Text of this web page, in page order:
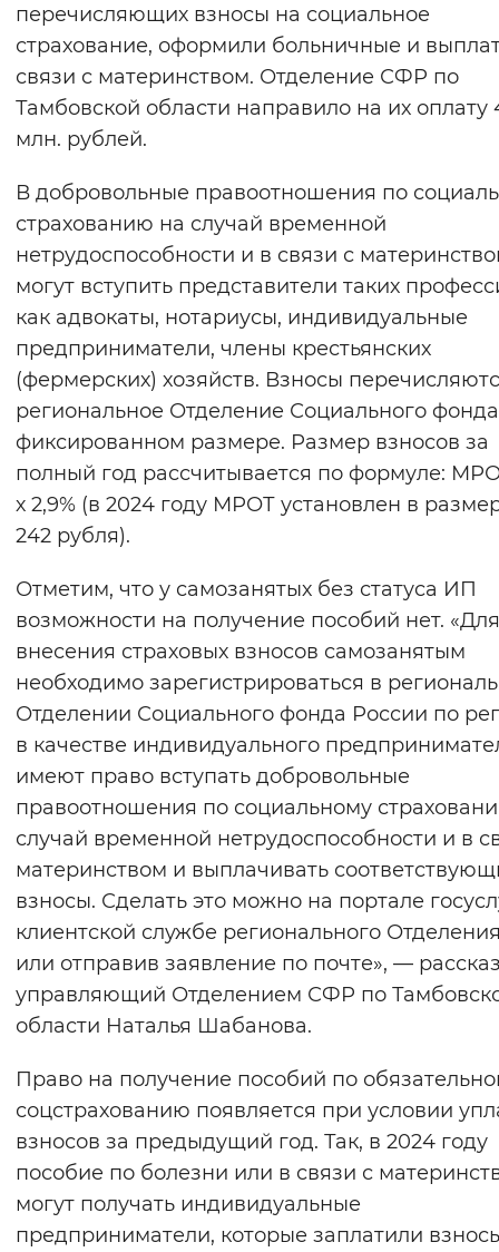
Синий фон
Изображения
Звуковой ассистент
Воспроизвести Остановить
Вернуть стандартные настройки
перечисляющих взносы на социальное
страхование, оформили больничные и
связи с материнством. Отделение СФР по
Тамбовской области направило на их оплату
млн. рублей.
В добровольные правоотношения по
страхованию на случай временной
нетрудоспособности и в связи с
могут вступить представители таких
как адвокаты, нотариусы, индивидуальные
предприниматели, члены крестьянских
(фермерских) хозяйств. Взносы
региональное Отделение Социального
фиксированном размере. Размер взносов за
полный год рассчитывается по формуле:
х 2,9% (в 2024 году МРОТ установлен в
242 рубля).
Отметим, что у самозанятых без статуса ИП
возможности на получение пособий нет. «Для
внесения страховых взносов самозанятым
необходимо зарегистрироваться в
Отделении Социального фонда России по
в качестве индивидуального
имеют право вступать добровольные
правоотношения по социальному
случай временной нетрудоспособности и в
материнством и выплачивать
взносы. Сделать это можно на портале
клиентской службе регионального
или отправив заявление по почте», —
управляющий Отделением СФР по
области Наталья Шабанова.
Право на получение пособий по
соцстрахованию появляется при условии
взносов за предыдущий год. Так, в 2024 году
пособие по болезни или в связи с
могут получать индивидуальные
предприниматели, которые заплатили